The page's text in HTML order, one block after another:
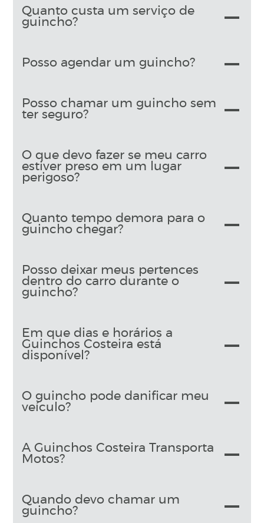
Quanto custa um serviço de
guincho?
Posso agendar um guincho?
Posso chamar um guincho sem
ter seguro?
O que devo fazer se meu carro
estiver preso em um lugar
perigoso?
Quanto tempo demora para o
guincho chegar?
Posso deixar meus pertences
dentro do carro durante o
guincho?
Em que dias e horários a
Guinchos Costeira está
disponível?
O guincho pode danificar meu
veículo?
A Guinchos Costeira Transporta
Motos?
Quando devo chamar um
guincho?